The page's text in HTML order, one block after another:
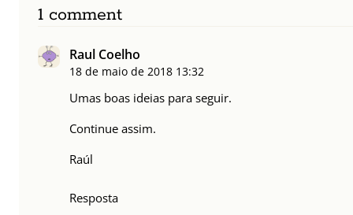
1 comment
Raul Coelho
18 de maio de 2018 13:32
Umas boas ideias para seguir.
Continue assim.
Raúl
Resposta